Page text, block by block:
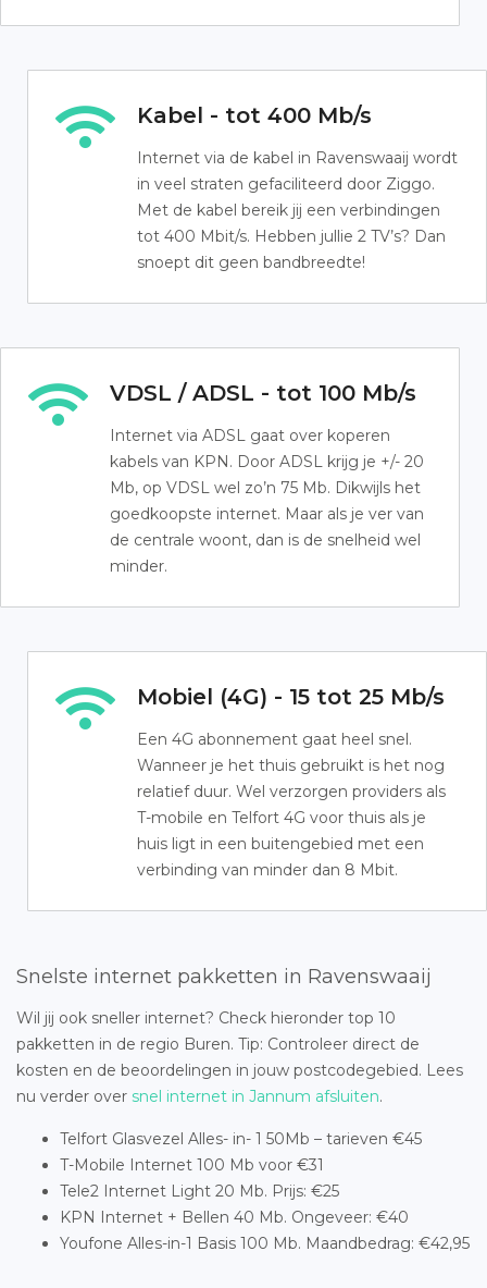
Kabel - tot 400 Mb/s
Internet via de kabel in Ravenswaaij wordt
in veel straten gefaciliteerd door Ziggo.
Met de kabel bereik jij een verbindingen
tot 400 Mbit/s. Hebben jullie 2 TV’s? Dan
snoept dit geen bandbreedte!
VDSL / ADSL - tot 100 Mb/s
Internet via ADSL gaat over koperen
kabels van KPN. Door ADSL krijg je +/- 20
Mb, op VDSL wel zo’n 75 Mb. Dikwijls het
goedkoopste internet. Maar als je ver van
de centrale woont, dan is de snelheid wel
minder.
Mobiel (4G) - 15 tot 25 Mb/s
Een 4G abonnement gaat heel snel.
Wanneer je het thuis gebruikt is het nog
relatief duur. Wel verzorgen providers als
T-mobile en Telfort 4G voor thuis als je
huis ligt in een buitengebied met een
verbinding van minder dan 8 Mbit.
Snelste internet pakketten in Ravenswaaij
Wil jij ook sneller internet? Check hieronder top 10
pakketten in de regio Buren. Tip: Controleer direct de
kosten en de beoordelingen in jouw postcodegebied. Lees
nu verder over snel internet in Jannum afsluiten.
Telfort Glasvezel Alles- in- 1 50Mb – tarieven €45
T-Mobile Internet 100 Mb voor €31
Tele2 Internet Light 20 Mb. Prijs: €25
KPN Internet + Bellen 40 Mb. Ongeveer: €40
Youfone Alles-in-1 Basis 100 Mb. Maandbedrag: €42,95